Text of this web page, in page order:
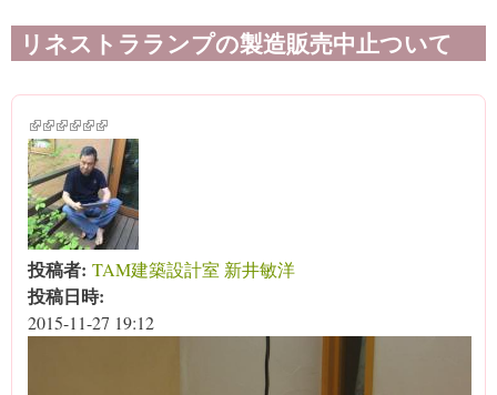
リネストラランプの製造販売中止ついて
(link is external)
(link is external)
(link is external)
(link is external)
(link is external)
(link is external)
投稿者: TAM建築設計室 新井敏洋
投稿日時:
2015-11-27 19:12